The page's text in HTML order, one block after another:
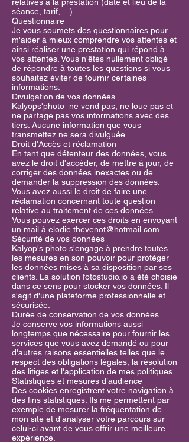
séance, tarif, ...).
Questionnaire
Je vous soumets des questionnaires pour
m'aider à mieux comprendre vos attentes et
ainsi réaliser une prestation qui répond à
vos attentes. Vous n'êtes nullement obligé
de répondre à toutes les questions si vous
souhaitez éviter de fournir certaines
informations.
Divulgation de vos données
Kalyops'photo ne vend pas, ne loue pas et
ne partage pas vos informations avec des
tiers. Aucune information que vous
transmettez ne sera divulguée.
Droit d'Accès et réclamation
En tant que détenteur des données, vous
avez le droit d'accéder, de mettre à jour, de
corriger des données inexactes ou de
demander la suppression des données.
Vous avez aussi le droit de faire une
réclamation concernant toute question
relative au traitement de ces données.
Vous pouvez exercer ces droits en envoyant
un mail à elodie.thevenot@hotmail.com
Sécurité de vos données
Kalyop's photo s'engage à prendre toutes
les mesures en son pouvoir pour protéger
les données mises à sa disposition par ses
clients. La solution fotostudio.io a été choisie
dans ce sens pour stocker vos données. Il
s'agit d'une plateforme professionnelle et
sécurisée.
Durée de conservation de vos données
Je conserve vos informations aussi
longtemps que nécessaire pour fournir les
services que vous avez demandé ou pour
d'autres raisons essentielles telles que le
respect des obligations légales, la résolution
des litiges et l'application de mes politiques.
Statistiques et mesures d’audience
Des cookies enregistrent votre navigation à
des fins statistiques. Ils me permettent par
exemple de mesurer la fréquentation de
mon site et d'analyser votre parcours sur
celui-ci avant de vous offrir une meilleure
expérience.